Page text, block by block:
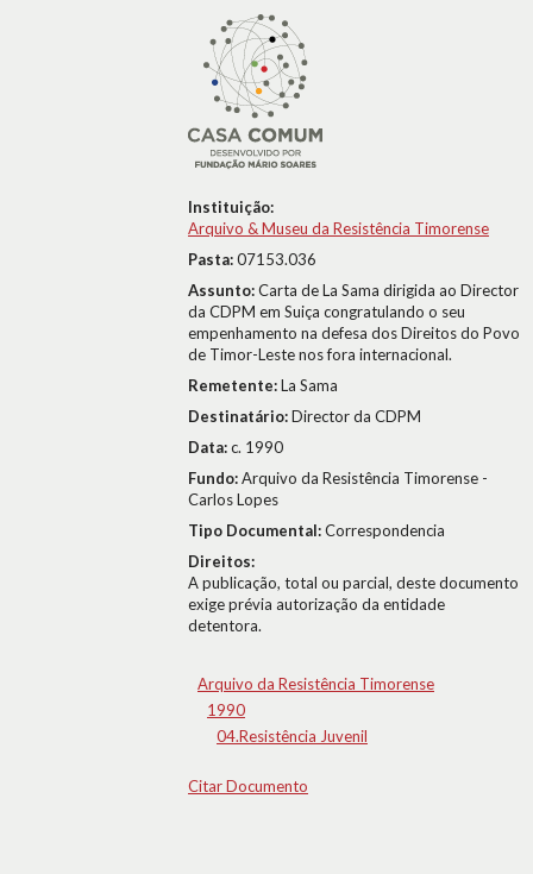
Instituição:
Arquivo & Museu da Resistência Timorense
Pasta:07153.036
Assunto:Carta de La Sama dirigida ao Director
da CDPM em Suiça congratulando o seu
empenhamento na defesa dos Direitos do Povo
de Timor-Leste nos fora internacional.
Remetente:La Sama
Destinatário:Director da CDPM
Data:c. 1990
Fundo:Arquivo da Resistência Timorense -
Carlos Lopes
Tipo Documental:Correspondencia
Direitos:
A publicação, total ou parcial, deste documento
exige prévia autorização da entidade
detentora.
Arquivo da Resistência Timorense
1990
04.Resistência Juvenil
Citar Documento